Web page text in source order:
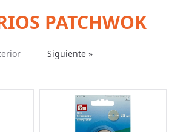
PATCHWOK
Siguiente »